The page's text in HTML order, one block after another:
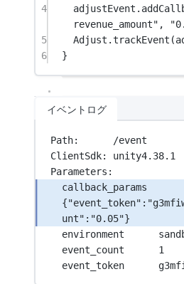
4
adjustEvent.
revenue_amount" ,
5
Adjust.trackEvent
6
}
イベントログ
Path:      /event
ClientSdk: unity4.38.1
Parameters:
callback_params
unt":"0.05"}
environment
event_count      1
event_token